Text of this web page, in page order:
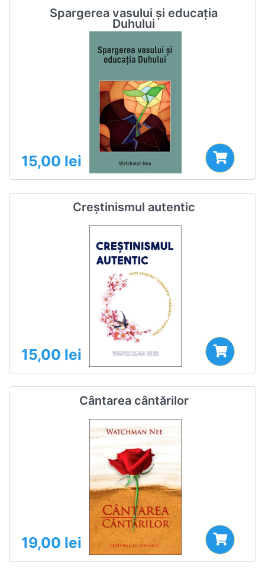
Spargerea vasului și educația
Duhului
15,00 lei
Creștinismul autentic
15,00 lei
Cântarea cântărilor
19,00 lei